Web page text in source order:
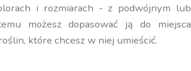
i rozmiarach - z podwójnym lub
możesz dopasować ją do miejsca
które chcesz w niej umieścić.